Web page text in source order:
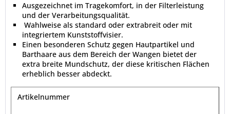
Ausgezeichnet im Tragekomfort, in der Filterleistung
und der Verarbeitungsqualität.
Wahlweise als standard oder extrabreit oder mit
integriertem Kunststoffvisier.
Einen besonderen Schutz gegen Hautpartikel und
Barthaare aus dem Bereich der Wangen bietet der
extra breite Mundschutz, der diese kritischen Flächen
erheblich besser abdeckt.
Artikelnummer